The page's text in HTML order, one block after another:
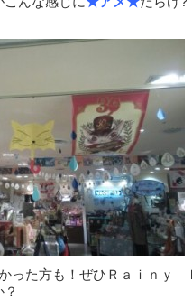
った方も！ぜひＲａｉｎｙ